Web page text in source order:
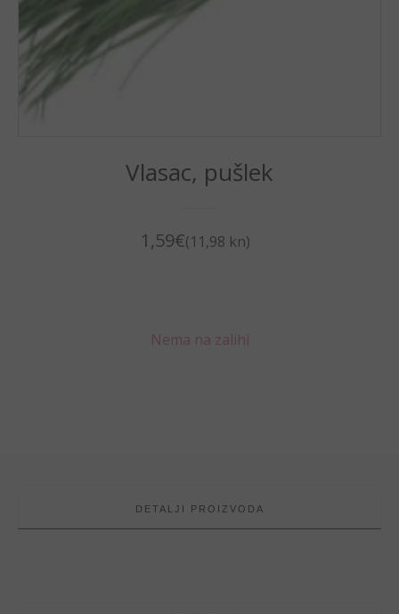
Vlasac, pušlek
1,59€(11,98 kn)
Nema na zalihi
DETALJI PROIZVODA